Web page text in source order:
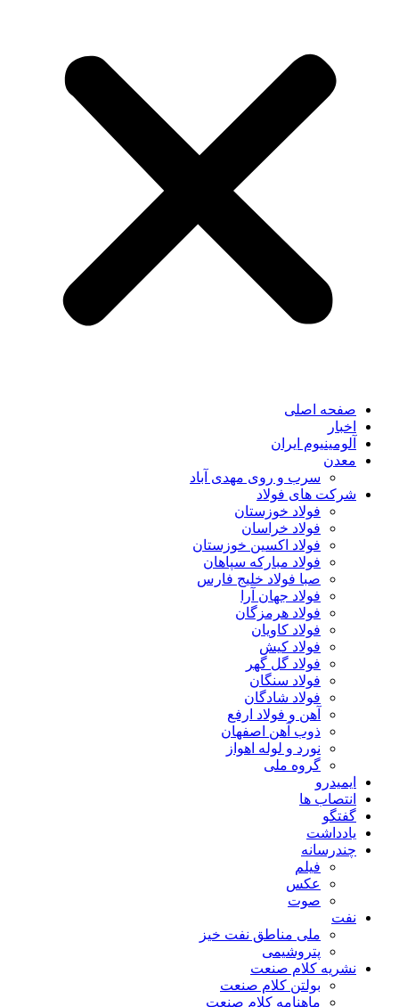
صفحه اصلی
اخبار
آلومینیوم ایران
معدن
سرب و روی مهدی آباد
شرکت های فولاد
فولاد خوزستان
فولاد خراسان
فولاد اکسین خوزستان
فولاد مبارکه سپاهان
صبا فولاد خلیج فارس
فولاد جهان آرا
فولاد هرمزگان
فولاد کاویان
فولاد کیش
فولاد گل گهر
فولاد سنگان
فولاد شادگان
آهن و فولاد ارفع
ذوب آهن اصفهان
نورد و لوله اهواز
گروه ملی
ایمیدرو
انتصاب ها
گفتگو
یادداشت
چندرسانه
فیلم
عکس
صوت
نفت
ملی مناطق نفت خیز
پتروشیمی
نشریه کلام صنعت
بولتن کلام صنعت
ماهنامه کلام صنعت